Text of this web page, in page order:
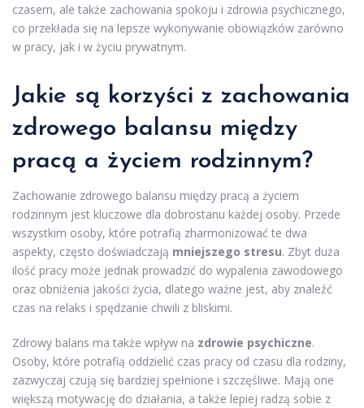
czasem, ale także zachowania spokoju i zdrowia psychicznego,
co przekłada się na lepsze wykonywanie obowiązków zarówno
w pracy, jak i w życiu prywatnym.
Jakie są korzyści z zachowania
zdrowego balansu między
pracą a życiem rodzinnym?
Zachowanie zdrowego balansu między pracą a życiem
rodzinnym jest kluczowe dla dobrostanu każdej osoby. Przede
wszystkim osoby, które potrafią zharmonizować te dwa
aspekty, często doświadczają mniejszego stresu. Zbyt duża
ilość pracy może jednak prowadzić do wypalenia zawodowego
oraz obniżenia jakości życia, dlatego ważne jest, aby znaleźć
czas na relaks i spędzanie chwili z bliskimi.
Zdrowy balans ma także wpływ na zdrowie psychiczne.
Osoby, które potrafią oddzielić czas pracy od czasu dla rodziny,
zazwyczaj czują się bardziej spełnione i szczęśliwe. Mają one
większą motywację do działania, a także lepiej radzą sobie z